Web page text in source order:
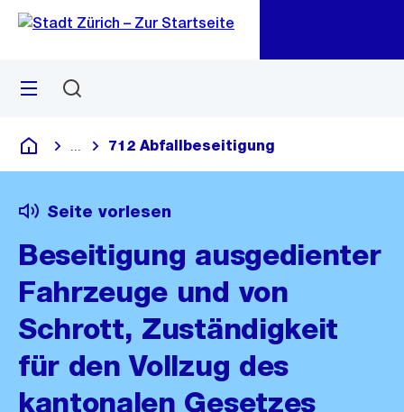
Navigation
Sprunglink
Menü
Deutsch
Blende alle Breadcrumbs ein
712 Abfallbeseitigung
Seite vorlesen
Beseitigung ausgedienter
Fahrzeuge und von
Schrott, Zuständigkeit
für den Vollzug des
kantonalen Gesetzes